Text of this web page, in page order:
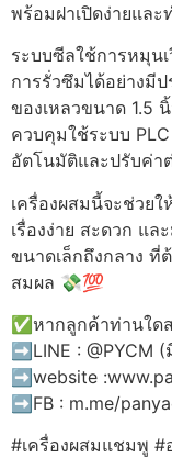
พร้อมฝาเปิดง่ายแล
ระบบซีลใช้การหมุน
การรั่วซึมได้อย่าง
ของเหลวขนาด 1.5
ควบคุมใช้ระบบ
อัตโนมัติและปรับค่า
เครื่องผสมนี้จะช่วย
เรื่องง่าย สะดวก แ
ขนาดเล็กถึงกลาง ที่
สมผล 💸💯
✅หากลูกค้าท่านใด
➡️LINE : @PYCM (
➡️website
➡️FB : m.me/
#เครื่องผสมแชมพู